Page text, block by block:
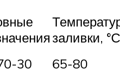
заливки, °С
30
65-80